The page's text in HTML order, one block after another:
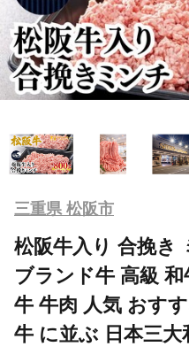
三重県 松阪市
松阪牛入り 合挽き
ブランド牛 高級
牛 牛肉 人気 おす
牛 に並ぶ 日本三大